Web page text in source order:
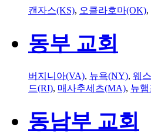
캔자스(KS), 오클라호마(OK),
동부 교회
버지니아(VA), 뉴욕(NY), 웨
드(RI), 매사추세츠(MA), 뉴
동남부 교회